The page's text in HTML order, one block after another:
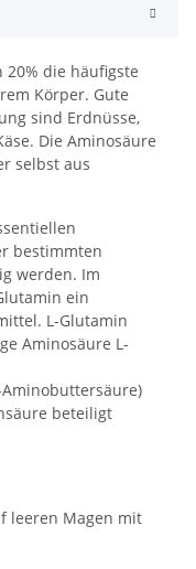
die häufigste
Körper. Gute
sind Erdnüsse,
Die Aminosäure
selbst aus
bestimmten
werden. Im
ein
L-Glutamin
Aminosäure L-
beteiligt
leeren Magen mit